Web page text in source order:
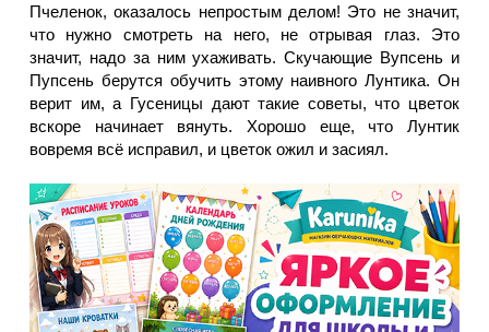
Пчеленок, оказалось непростым делом! Это не значит,
что нужно смотреть на него, не отрывая глаз. Это
значит, надо за ним ухаживать. Скучающие Вупсень и
Пупсень берутся обучить этому наивного Лунтика. Он
верит им, а Гусеницы дают такие советы, что цветок
вскоре начинает вянуть. Хорошо еще, что Лунтик
вовремя всё исправил, и цветок ожил и засиял.